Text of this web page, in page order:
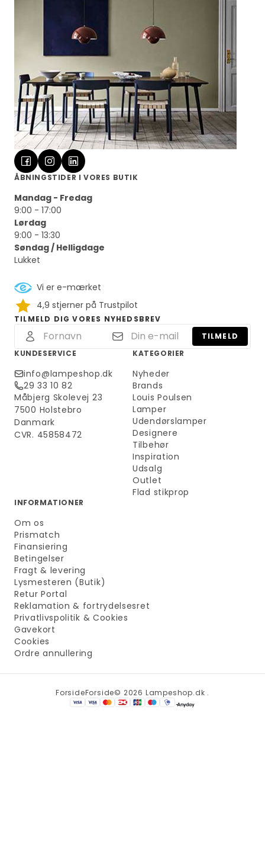
ÅBNINGSTIDER I VORES BUTIK
Mandag - Fredag
9:00 - 17:00
Lørdag
9:00 - 13:30
Søndag / Helligdage
Lukket
Vi er e-mærket
4,9 stjerner på Trustpilot
TILMELD DIG VORES NYHEDSBREV
TILMELD
KUNDESERVICE
info@lampeshop.dk
29 33 10 82
Måbjerg Skolevej 23
7500 Holstebro
Danmark
CVR. 45858472
KATEGORIER
Nyheder
Brands
Louis Poulsen
Lamper
Udendørslamper
Designere
Tilbehør
Inspiration
Udsalg
Outlet
Flad stikprop
INFORMATIONER
Om os
Prismatch
Finansiering
Betingelser
Fragt & levering
Lysmesteren (Butik)
Retur Portal
Reklamation & fortrydelsesret
Privatlivspolitik & Cookies
Gavekort
Cookies
Ordre annullering
ForsideForside© 2026 Lampeshop.dk .